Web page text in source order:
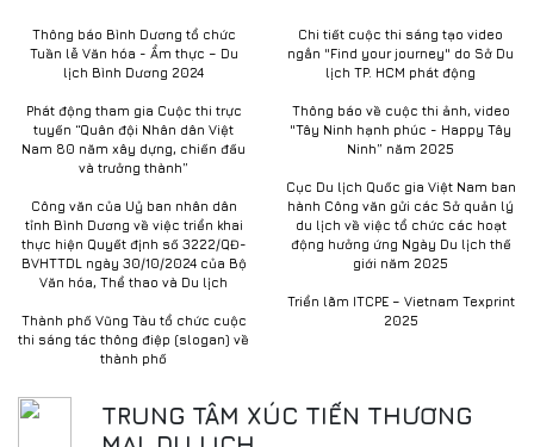
Thông báo Bình Dương tổ chức
Tuần lễ Văn hóa - Ẩm thực – Du
lịch Bình Dương 2024
Phát động tham gia Cuộc thi trực
tuyến “Quân đội Nhân dân Việt
Nam 80 năm xây dựng, chiến đấu
và trưởng thành”
Công văn của Uỷ ban nhân dân
tỉnh Bình Dương về việc triển khai
thực hiện Quyết định số 3222/QĐ-
BVHTTDL ngày 30/10/2024 của Bộ
Văn hóa, Thể thao và Du lịch
Thành phố Vũng Tàu tổ chức cuộc
thi sáng tác thông điệp (slogan) về
thành phố
Chi tiết cuộc thi sáng tạo video
ngắn "Find your journey" do Sở Du
lịch TP. HCM phát động
Thông báo về cuộc thi ảnh, video
"Tây Ninh hạnh phúc - Happy Tây
Ninh” năm 2025
Cục Du lịch Quốc gia Việt Nam ban
hành Công văn gửi các Sở quản lý
du lịch về việc tổ chức các hoạt
động hưởng ứng Ngày Du lịch thế
giới năm 2025
Triển lãm ITCPE – Vietnam Texprint
2025
TRUNG TÂM XÚC TIẾN THƯƠNG